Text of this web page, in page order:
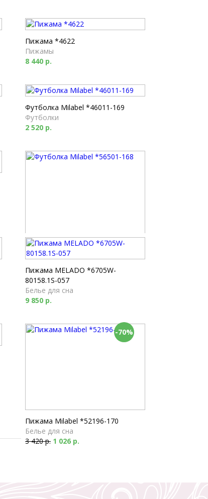
Пижама *4622
Пижамы
8 440 р.
Футболка Milabel *46011-169
Футболки
2 520 р.
Футболка Milabel *56501-168
Футболки
1 790 р.
Пижама MELADO *6705W-
80158.1S-057
Белье для сна
9 850 р.
-70%
Пижама Milabel *52196-170
Белье для сна
3 420 р. 1 026 р.